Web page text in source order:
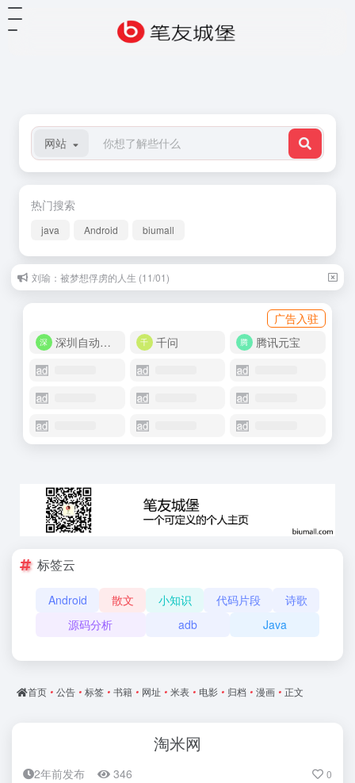
网站
热门搜索
java Android biumall
刘瑜：被梦想俘虏的人生 (11/01)
广告入驻
深圳自动化商城
千问 腾讯元宝
标签云
Android 散文 小知识 代码片段
诗歌
源码分析
adb Java
首页 • 公告 • 标签 • 书籍 • 网址 • 米表 • 电影 • 归档 • 漫画 • 正文
淘米网
2年前发布 346 0